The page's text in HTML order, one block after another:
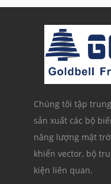
Chúng tôi tập
sản xuất các bộ
năng lượng mặt
khiển vector, bộ
kiện liên quan.